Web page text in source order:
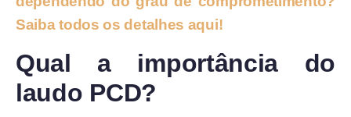
Saiba todos os detalhes aqui!
Qual a importância do
laudo PCD?